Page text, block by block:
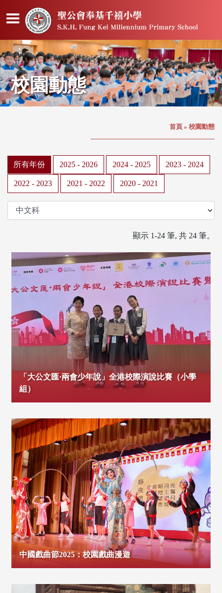
校園動態
首頁 » 校園動態
所有年份 2025 - 2026 2024 - 2025 2023 - 2024
2022 - 2023 2021 - 2022 2020 - 2021
顯示 1-24 筆, 共 24 筆。
「大公文匯·兩會少年說」全港校際演說比賽（小學
組）
中國戲曲節2025：校園戲曲漫遊